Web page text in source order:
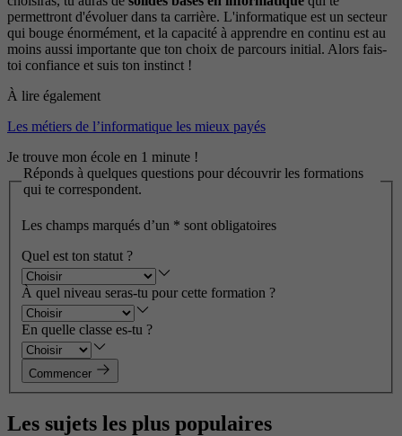
permettront d'évoluer dans ta carrière. L'informatique est un secteur
qui bouge énormément, et la capacité à apprendre en continu est au
moins aussi importante que ton choix de parcours initial. Alors fais-
toi confiance et suis ton instinct !
À lire également
Les métiers de l’informatique les mieux payés
Je trouve mon école en 1 minute !
Réponds à quelques questions pour découvrir les formations
qui te correspondent.
Les champs marqués d’un * sont obligatoires
Quel est ton statut ?
À quel niveau seras-tu pour cette formation ?
En quelle classe es-tu ?
Commencer
Les sujets les plus populaires